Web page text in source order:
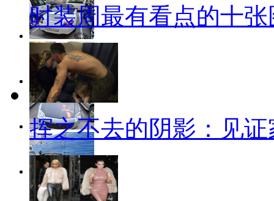
时装周最有看点的十张
挥之不去的阴影：见